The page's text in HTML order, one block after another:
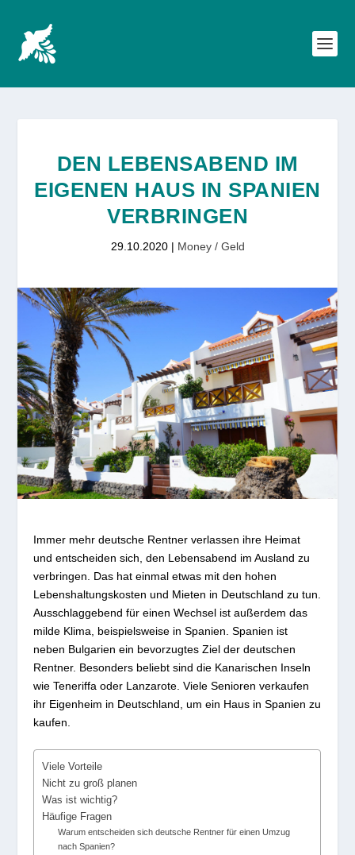
DEN LEBENSABEND IM
EIGENEN HAUS IN SPANIEN
VERBRINGEN
29.10.2020| Money / Geld
Immer mehr deutsche Rentner verlassen ihre Heimat
und entscheiden sich, den Lebensabend im Ausland zu
verbringen. Das hat einmal etwas mit den hohen
Lebenshaltungskosten und Mieten in Deutschland zu tun.
Ausschlaggebend für einen Wechsel ist außerdem das
milde Klima, beispielsweise in Spanien. Spanien ist
neben Bulgarien ein bevorzugtes Ziel der deutschen
Rentner. Besonders beliebt sind die Kanarischen Inseln
wie Teneriffa oder Lanzarote. Viele Senioren verkaufen
ihr Eigenheim in Deutschland, um ein Haus in Spanien zu
kaufen.
Viele Vorteile
Nicht zu groß planen
Was ist wichtig?
Häufige Fragen
Warum entscheiden sich deutsche Rentner für einen Umzug
nach Spanien?